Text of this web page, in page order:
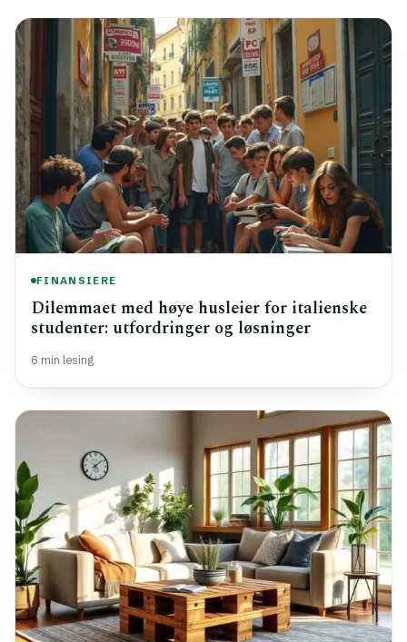
FINANSIERE
Dilemmaet med høye husleier for italienske
studenter: utfordringer og løsninger
6 min lesing